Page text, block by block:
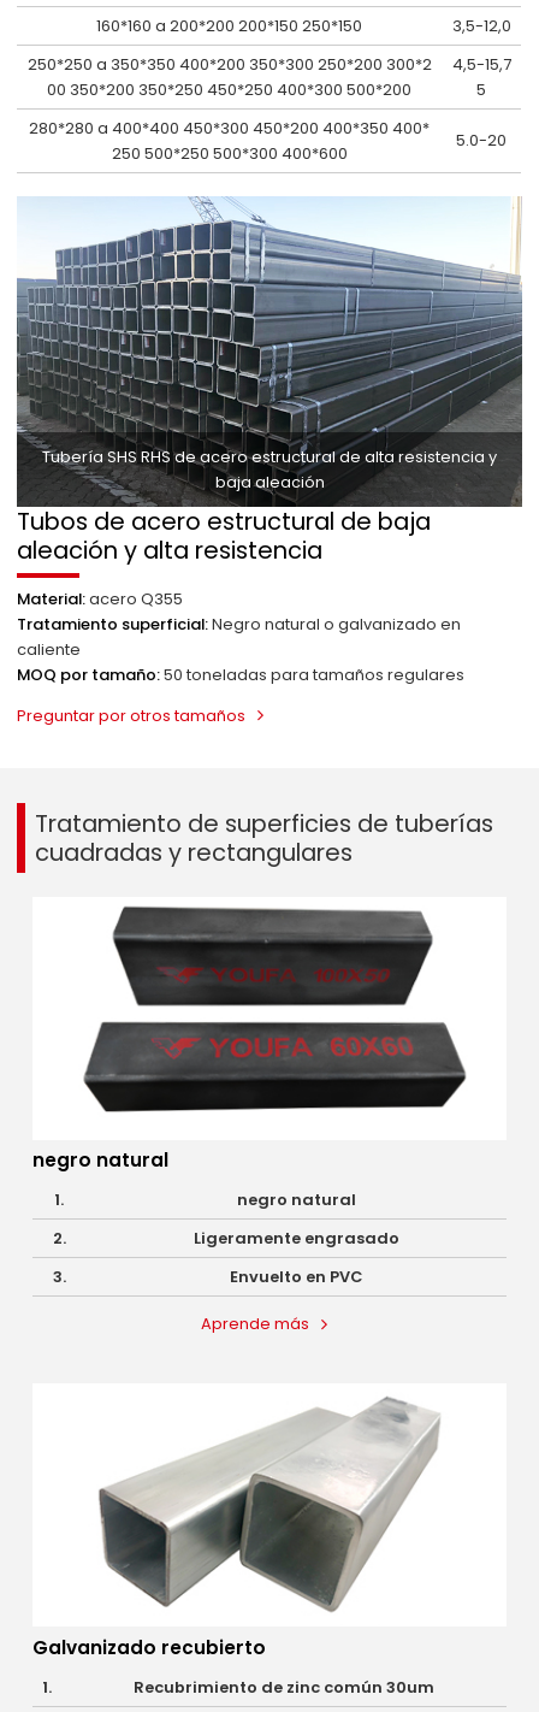
160*160 a 200*200 200*150 250*150
3,5-12,0
250*250 a 350*350 400*200 350*300 250*200 300*2
00 350*200 350*250 450*250 400*300 500*200
4,5-15,7
5
280*280 a 400*400 450*300 450*200 400*350 400*
250 500*250 500*300 400*600
5.0-20
Tubería SHS RHS de acero estructural de alta resistencia y
baja aleación
Tubos de acero estructural de baja
aleación y alta resistencia
Material:acero Q355
Tratamiento superficial:Negro natural o galvanizado en
caliente
MOQ por tamaño:50 toneladas para tamaños regulares
Preguntar por otros tamaños
Tratamiento de superficies de tuberías
cuadradas y rectangulares
negro natural
1.
negro natural
2.
Ligeramente engrasado
3.
Envuelto en PVC
Aprende más
Galvanizado recubierto
1. Recubrimiento de zinc común 30um